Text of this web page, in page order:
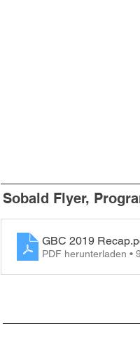
Sobald Flyer,
GBC 2019 Recap
PDF herunterladen •